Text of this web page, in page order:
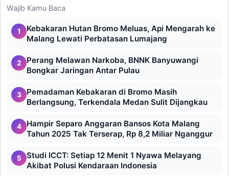
Wajib Kamu Baca
1
Kebakaran Hutan Bromo Meluas, Api Mengarah ke
Malang Lewati Perbatasan Lumajang
2
Perang Melawan Narkoba, BNNK Banyuwangi
Bongkar Jaringan Antar Pulau
3
Pemadaman Kebakaran di Bromo Masih
Berlangsung, Terkendala Medan Sulit Dijangkau
4
Hampir Separo Anggaran Bansos Kota Malang
Tahun 2025 Tak Terserap, Rp 8,2 Miliar Nganggur
5
Studi ICCT: Setiap 12 Menit 1 Nyawa Melayang
Akibat Polusi Kendaraan Indonesia